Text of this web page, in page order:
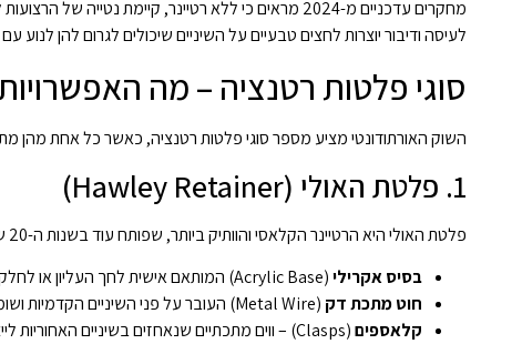
מחקרים עדכניים מ-2024 מראים כי ללא רטיינר, קיימת
לעיסה ודיבור יוצרות לחצים טבעיים על השיניים שיכולים לגרום להן לנוע
סוגי פלטות רטנציה – מה
השוק האורתודונטי מציע מספר סוגי פלטות רטנציה, כאשר כל אחת מהן
1. פלטת האולי (Hawley Retainer)
פלטת האולי היא הרטיינר הקלאסי והוותיק ביותר, שפותח עוד בשנות ה-20 של המאה הקודמת ועדיין נמצא בשימוש נרחב. המבנה שלה כולל:
בסיס אקרילי(Acrylic Base) המותאם אישית לחך העליון או לחלק הפנימי של השיניים התחתונות
חוט מתכת דק (Metal Wire) העובר על פני השיניים הקדמיות ושומר עליהן במקומן
קלאספים(Clasps) – ווים מתכתיים שנאחזים בשיניים האחוריות לייצוב